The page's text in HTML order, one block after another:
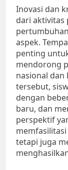
Inovasi dan
dari aktivitas
aspek.
penting
mendorong
nasional dan
tersebut,
dengan
baru, dan
perspektif
tetapi juga